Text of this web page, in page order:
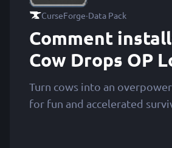
CurseForge·Data Pack
Comment
Cow Drops OP
Turn cows into an
for fun and accelerated